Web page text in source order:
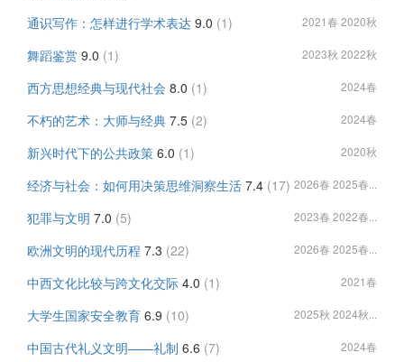
通识写作：怎样进行学术表达 9.0 (1) 2021春 2020秋
舞蹈鉴赏 9.0 (1) 2023秋 2022秋
西方思想经典与现代社会 8.0 (1) 2024春
不朽的艺术：大师与经典 7.5 (2) 2024春
新兴时代下的公共政策 6.0 (1) 2020秋
经济与社会：如何用决策思维洞察生活 7.4 (17) 2026春 2025春...
犯罪与文明 7.0 (5) 2023春 2022春...
欧洲文明的现代历程 7.3 (22) 2026春 2025春...
中西文化比较与跨文化交际 4.0 (1) 2021春
大学生国家安全教育 6.9 (10) 2025秋 2024秋...
中国古代礼义文明——礼制 6.6 (7) 2024春